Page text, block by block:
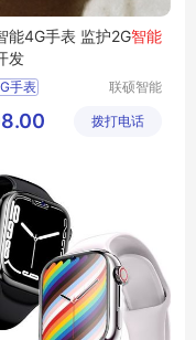
能4G手表 监护2G智能
发
手表
运动手表
联硕智能
有限公司
拨打电话